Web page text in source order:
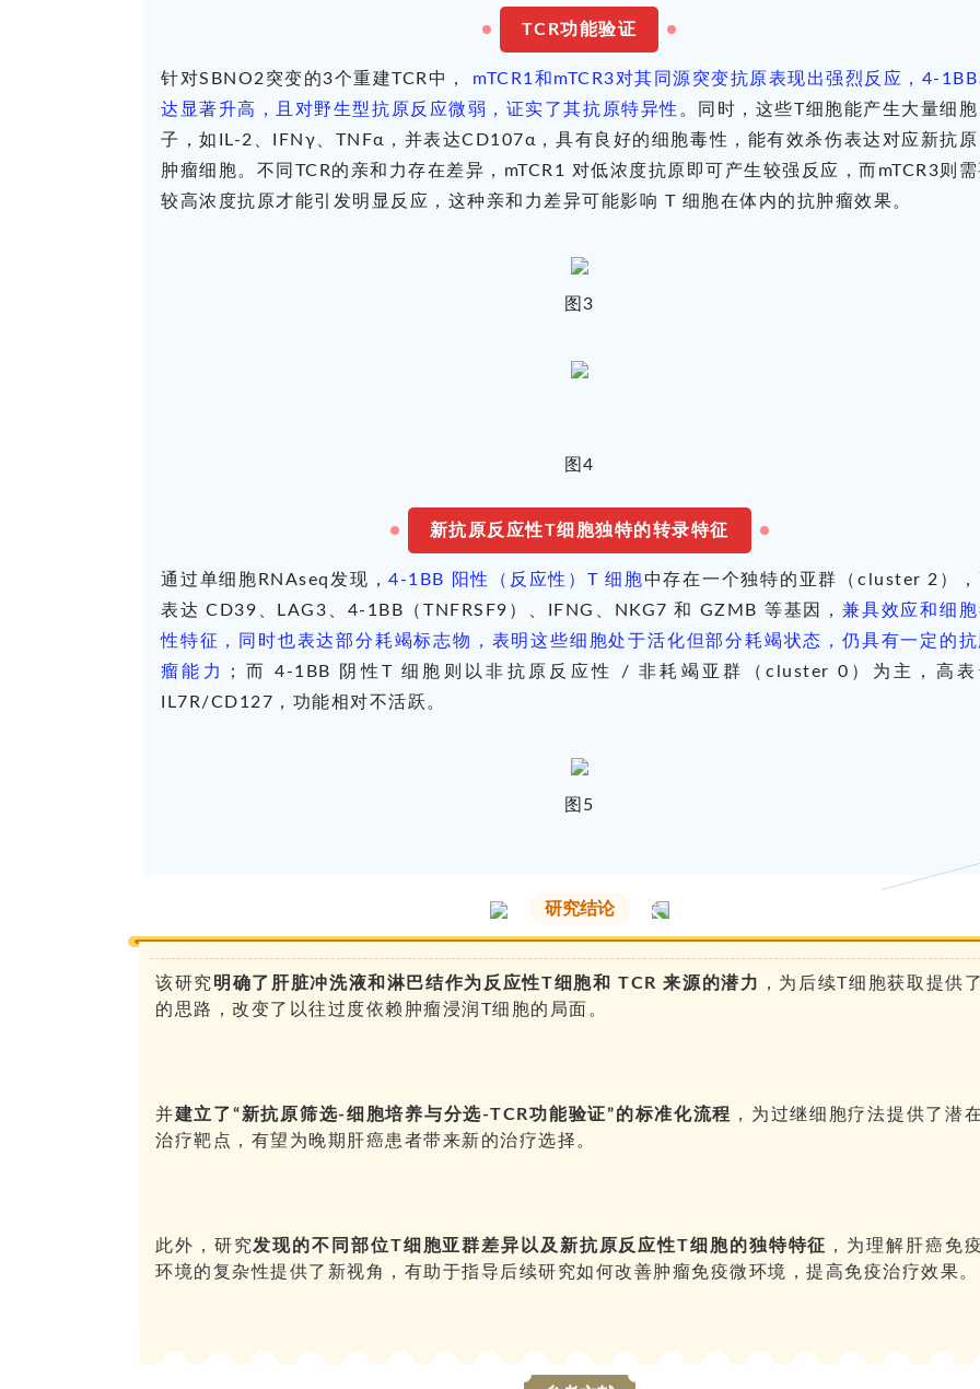
TCR功能验证
针对SBNO2突变的3个重建TCR中，
mTCR1和mTCR3对其同源突变抗原表现出强烈反应，4-1BB
达显著升高，且对野生型抗原反应微弱，证实了其抗原特异性 。同时，这些T细胞能产生大量细胞
子，如IL-2、IFNγ、TNFα，并表达CD107α，具有良好的细胞毒性，能有效杀伤表达对应新抗原
肿瘤细胞。不同TCR的亲和力存在差异，mTCR1 对低浓度抗原即可产生较强反应，而mTCR3则需
较高浓度抗原才能引发明显反应，这种亲和力差异可能影响 T 细胞在体内的抗肿瘤效果。
图3
图4
新抗原反应性T细胞独特的转录特征
通过单细胞RNAseq发现，4-1BB 阳性（反应性）T 细胞中存在一个独特的亚群（cluster 2），
表达 CD39、LAG3、4-1BB（TNFRSF9）、IFNG、NKG7 和 GZMB 等基因， 兼具效应和细
性特征，同时也表达部分耗竭标志物，表明这些细胞处于活化但部分耗竭状态，仍具有一定的抗
瘤能力
；而 4-1BB 阴性T 细胞则以非抗原反应性 / 非耗竭亚群（cluster 0）为主，高表
IL7R/CD127，功能相对不活跃。
图5
研究结论
该研究 明确了肝脏冲洗液和淋巴结作为反应性T细胞和 TCR 来源的潜力
，为后续T细胞获取提供
的思路，改变了以往过度依赖肿瘤浸润T细胞的局面。
并建立了“新抗原筛选-细胞培养与分选-TCR功能验证”的标准化流程 ，为过继细胞疗法提供了潜
治疗靶点，有望为晚期肝癌患者带来新的治疗选择。
此外，研究发现的不同部位T细胞亚群差异以及新抗原反应性T细胞的独特特征 ，为理解肝癌免
环境的复杂性提供了新视角，有助于指导后续研究如何改善肿瘤免疫微环境，提高免疫治疗效果。